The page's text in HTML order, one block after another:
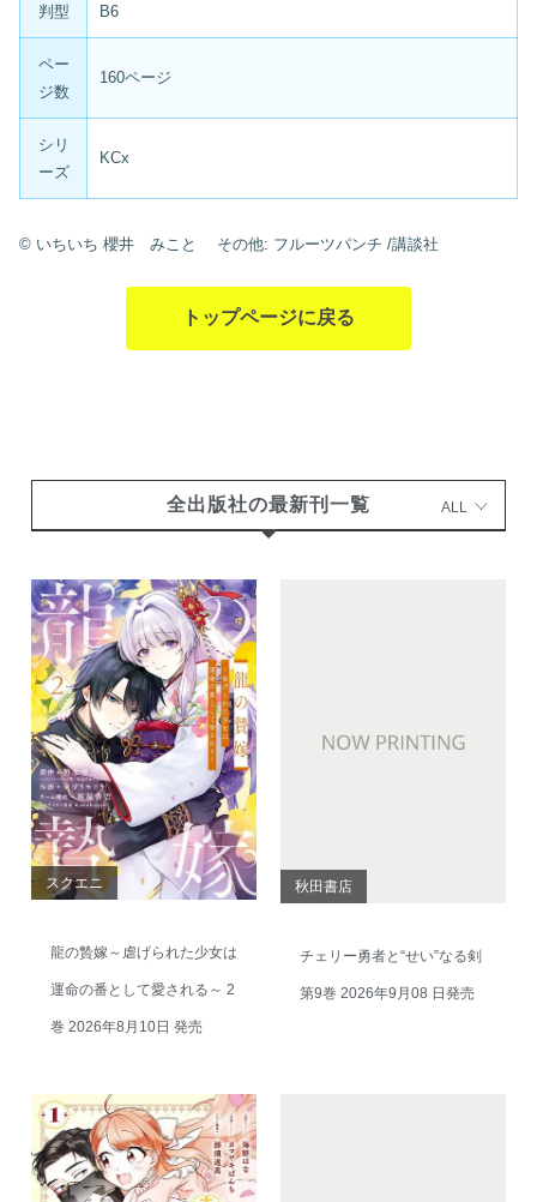
判型 B6
ペー
ジ数
160ページ
シリ
ーズ
KCx
© いちいち 櫻井 みこと その他: フルーツパンチ /講談社
トップページに戻る
全出版社の最新刊一覧 ALL
スクエニ
龍の贄嫁～虐げられた少女は
運命の番として愛される～ 2
巻 2026年8月10日 発売
秋田書店
チェリー勇者と“せい”なる剣
第9巻 2026年9月08 日発売